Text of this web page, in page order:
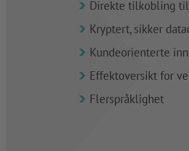
Direkte tilkobling til
Kryptert, sikker
Kundeorienterte
Effektoversikt for
Flerspråklighet